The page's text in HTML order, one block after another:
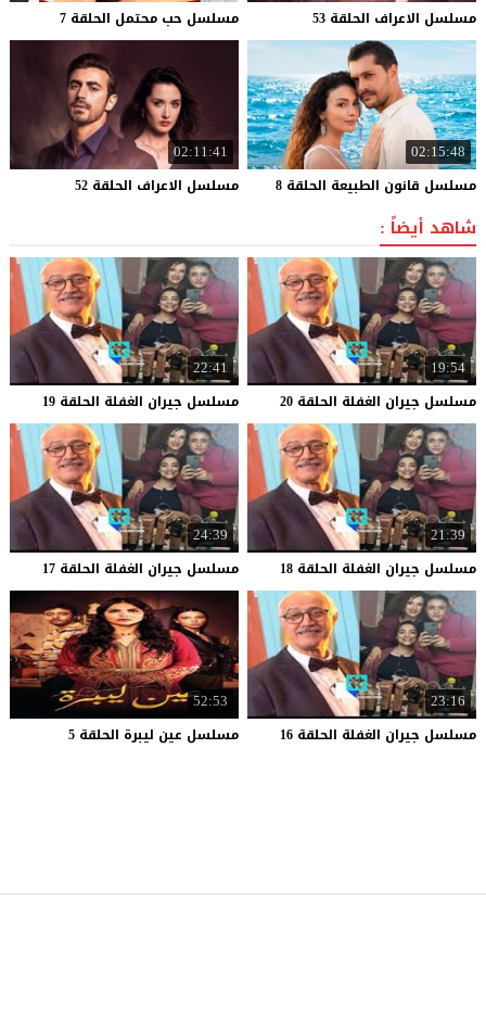
مسلسل الاعراف الحلقة 53 مسلسل حب محتمل الحلقة 7
02:15:48
مسلسل قانون الطبيعة الحلقة 8
02:11:41
مسلسل الاعراف الحلقة 52
شاهد أيضاً :
19:54
مسلسل جيران الغفلة الحلقة 20
22:41
مسلسل جيران الغفلة الحلقة 19
21:39
مسلسل جيران الغفلة الحلقة 18
24:39
مسلسل جيران الغفلة الحلقة 17
23:16
مسلسل جيران الغفلة الحلقة 16
52:53
مسلسل عين ليبرة الحلقة 5